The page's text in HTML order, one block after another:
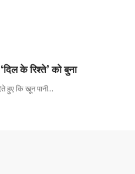
के रिश्ते’ को बुना
हुए कि खून पानी…